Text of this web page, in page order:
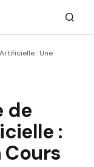
: Une
de
:
Cours